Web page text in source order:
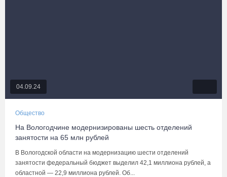
04.09.24
Общество
На Вологодчине модернизированы шесть отделений
занятости на 65 млн рублей
В Вологодской области на модернизацию шести отделений
занятости федеральный бюджет выделил 42,1 миллиона рублей, а
областной — 22,9 миллиона рублей. Об...